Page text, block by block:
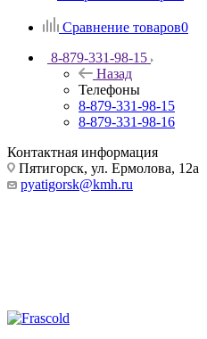
Сравнение товаров0
8-879-331-98-15
Назад
Телефоны
8-879-331-98-15
8-879-331-98-16
Контактная информация
Пятигорск, ул. Ермолова, 12а
pyatigorsk@kmh.ru